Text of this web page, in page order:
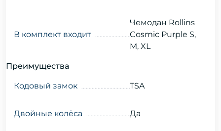
В комплект входит
Чемодан Rollins
Cosmic Purple S,
M, XL
Преимущества
Кодовый замок TSA
Двойные колёса Да